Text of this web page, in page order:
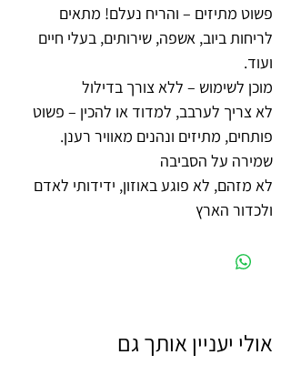
פשוט מתיזים – והריח נעלם! מתאים
לריחות ביוב, אשפה, שירותים, בעלי חיים
ועוד.
מוכן לשימוש – ללא צורך בדילול
לא צריך לערבב, למדוד או להכין – פשוט
פותחים, מתיזים ונהנים מאוויר רענן.
שמירה על הסביבה
לא מזהם, לא פוגע באוזון, ידידותי לאדם
ולכדור הארץ
אולי יעניין אותך גם